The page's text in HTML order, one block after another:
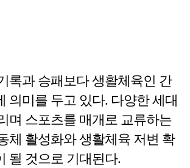
록과 승패보다 생활체육인 간
의미를 두고 있다. 다양한 세대
며 스포츠를 매개로 교류하는
체 활성화와 생활체육 저변 확
될 것으로 기대된다.